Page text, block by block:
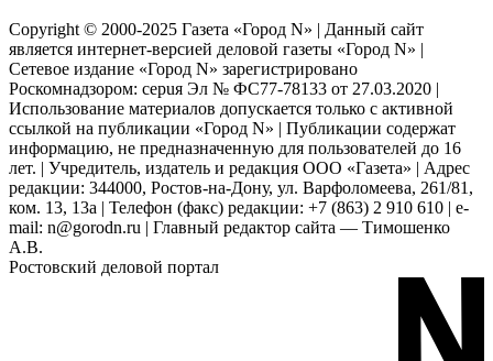
Copyright © 2000-2025 Газета «Город N» | Данный сайт
является интернет-версией деловой газеты «Город N» |
Сетевое издание «Город N» зарегистрировано
Роскомнадзором: серuя Эл № ФС77-78133 от 27.03.2020 |
Использование материалов допускается только с активной
ссылкой на публикации «Город N» | Публикации содержат
информацию, не предназначенную для пользователей до 16
лет. | Учредитель, издатель и редакция ООО «Газета» | Адрес
редакции: 344000, Ростов-на-Дону, ул. Варфоломеева, 261/81,
ком. 13, 13а | Телефон (факс) редакции: +7 (863) 2 910 610 | e-
mail: n@gorodn.ru | Главный редактор сайта — Тимошенко
А.В.
Ростовский деловой портал